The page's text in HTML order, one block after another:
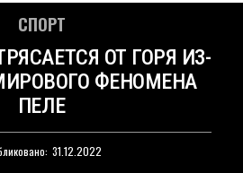
СПОРТ
ОТ ГОРЯ ИЗ-
ФЕНОМЕНА
ПЕЛЕ
31.12.2022